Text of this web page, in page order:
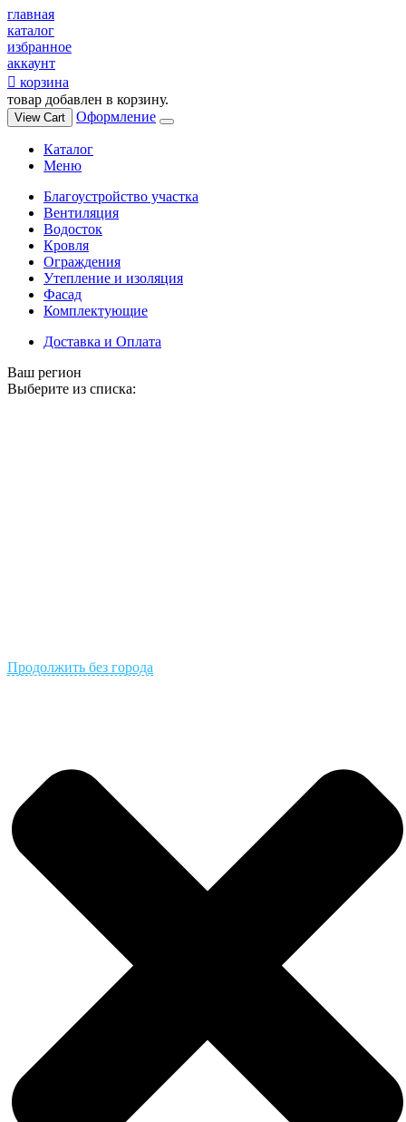
главная
каталог
избранное
аккаунт
корзина
товар добавлен в корзину.
View Cart Оформление
Каталог
Меню
Благоустройство участка
Вентиляция
Водосток
Кровля
Ограждения
Утепление и изоляция
Фасад
Комплектующие
Доставка и Оплата
Ваш регион
Выберите из списка:
Продолжить без города